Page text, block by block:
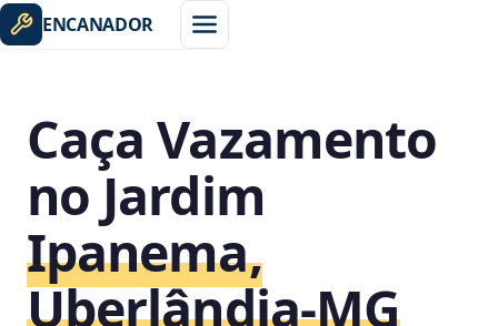
ENCANADOR
Caça Vazamento
no Jardim
Ipanema,
Uberlândia‑MG